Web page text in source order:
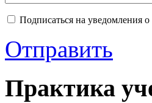
Подписаться на уведомления
Отправить
Практика